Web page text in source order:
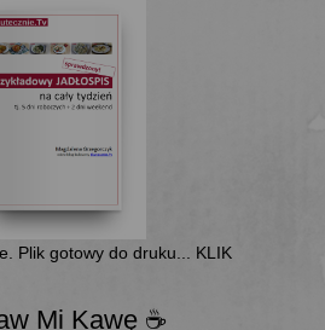
Plik gotowy do druku... KLIK
Mi Kawę ☕